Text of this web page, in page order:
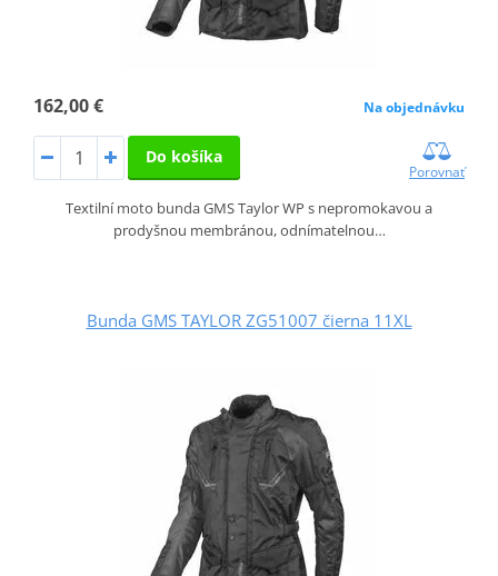
162,00 € Na objednávku
Do košíka
Porovnať
Textilní moto bunda GMS Taylor WP s nepromokavou a
prodyšnou membránou, odnímatelnou…
Bunda GMS TAYLOR ZG51007 čierna 11XL